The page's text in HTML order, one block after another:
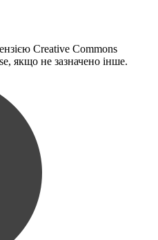
Creative Commons
якщо не зазначено інше.